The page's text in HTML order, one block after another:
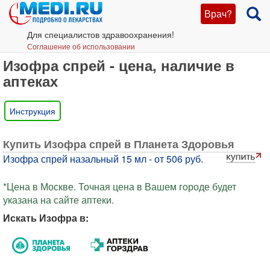
Врач?
Для специалистов здравоохранения!
Соглашение об использовании
Изофра спрей - цена, наличие в
аптеках
Инструкция
Купить Изофра спрей в Планета Здоровья
Изофра спрей назальный 15 мл - от 506 руб.
*Цена в Москве. Точная цена в Вашем городе будет
указана на сайте аптеки.
Искать Изофра в: